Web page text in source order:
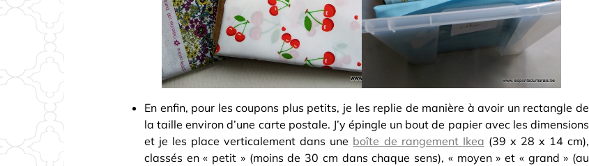
En enfin, pour les coupons plus petits, je les replie de manière à avoir un rectangle de
la taille environ d’une carte postale. J’y épingle un bout de papier avec les dimensions
et je les place verticalement dans une boîte de rangement Ikea (39 x 28 x 14 cm),
classés en « petit » (moins de 30 cm dans chaque sens), « moyen » et « grand » (au